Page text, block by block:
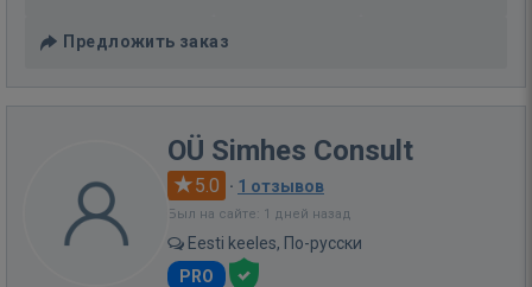
Предложить заказ
OÜ Simhes Consult
5.0 · 1 отзывов
Был на сайте: 1 дней назад
Eesti keeles, По-русски
PRO